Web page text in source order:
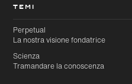
TEMI
Perpetual
La nostra visione fondatrice
Scienza
Tramandare la conoscenza